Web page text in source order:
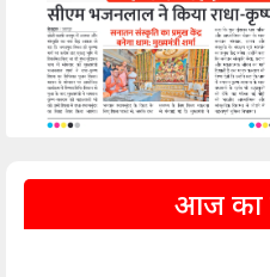
आज का